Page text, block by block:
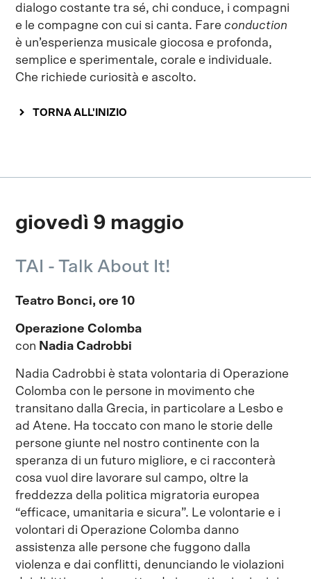
dialogo costante tra sé, chi conduce, i compagni
e le compagne con cui si canta. Fareconduction
è un’esperienza musicale giocosa e profonda,
semplice e sperimentale, corale e individuale.
Che richiede curiosità e ascolto.
TORNA ALL'INIZIO
giovedì 9 maggio
TAI - Talk About It!
Teatro Bonci, ore 10
Operazione Colomba
con Nadia Cadrobbi
Nadia Cadrobbi è stata volontaria di Operazione
Colomba con le persone in movimento che
transitano dalla Grecia, in particolare a Lesbo e
ad Atene. Ha toccato con mano le storie delle
persone giunte nel nostro continente con la
speranza di un futuro migliore, e ci racconterà
cosa vuol dire lavorare sul campo, oltre la
freddezza della politica migratoria europea
“efficace, umanitaria e sicura”. Le volontarie e i
volontari di Operazione Colomba danno
assistenza alle persone che fuggono dalla
violenza e dai conflitti, denunciando le violazioni